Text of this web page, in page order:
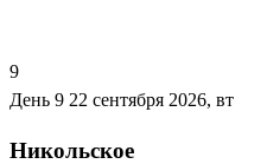
9
День 9 22 сентября 2026, вт
Никольское